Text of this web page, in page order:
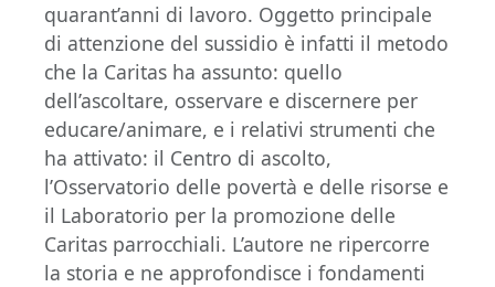
quarant’anni di lavoro. Oggetto principale
di attenzione del sussidio è infatti il metodo
che la Caritas ha assunto: quello
dell’ascoltare, osservare e discernere per
educare/animare, e i relativi strumenti che
ha attivato: il Centro di ascolto,
l’Osservatorio delle povertà e delle risorse e
il Laboratorio per la promozione delle
Caritas parrocchiali. L’autore ne ripercorre
la storia e ne approfondisce i fondamenti